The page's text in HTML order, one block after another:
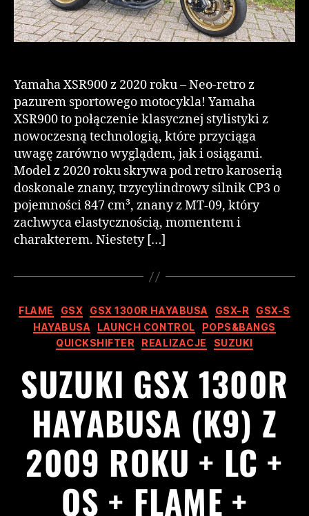
Yamaha XSR900 z 2020 roku – Neo-retro z
pazurem sportowego motocykla! Yamaha
XSR900 to połączenie klasycznej stylistyki z
nowoczesną technologią, które przyciąga
uwagę zarówno wyglądem, jak i osiągami.
Model z 2020 roku skrywa pod retro karoserią
doskonale znany, trzycylindrowy silnik CP3 o
pojemności 847 cm³, znany z MT-09, który
zachwyca elastycznością, momentem i
charakterem. Niestety […]
FLAME GSX GSX 1300R HAYABUSA GSX-R
GSX-S
HAYABUSA
LAUNCH CONTROL
POPS&BANGS
QUICKSHIFTER
REALIZACJE SUZUKI
SUZUKI GSX 1300R
HAYABUSA (K9) Z
2009 ROKU + LC +
QS + FLAME +